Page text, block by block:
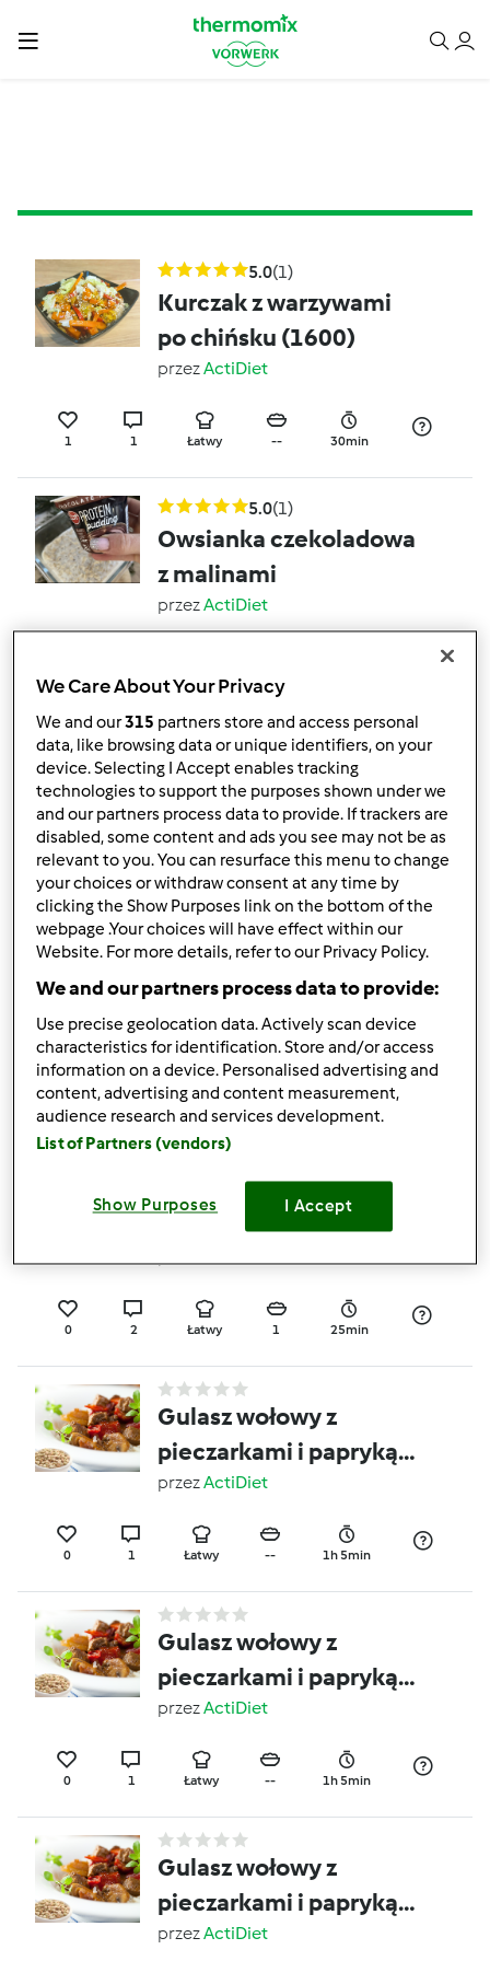
5.0(1)
Kurczak z warzywami
po chińsku (1600)
przezActiDiet
1 1 Łatwy -- 30min
5.0(1)
Owsianka czekoladowa
z malinami
przezActiDiet
1 1 Łatwy
5.0(1)
Szakszuka
przezActiDiet
0 1 Łatwy 1 15min
Pierniczkowe pancakes
z jabłkiem (4)
przezActiDiet
Łatwy
Puszyste pancakes z
malinami (5)
0 2 Łatwy 1 25min
Gulasz wołowy z
pieczarkami i papryką
(1600)
przezActiDiet
0 1 Łatwy -- 1h 5min
Gulasz wołowy z
pieczarkami i papryką
(2)
przezActiDiet
0 1 Łatwy -- 1h 5min
Gulasz wołowy z
pieczarkami i papryką
(5)
przezActiDiet
We Care About Your Privacy
We and our315 partners store and access personal
data, like browsing data or unique identifiers, on your
device. Selecting I Accept enables tracking
technologies to support the purposes shown under we
and our partners process data to provide. If trackers are
disabled, some content and ads you see may not be as
relevant to you. You can resurface this menu to change
your choices or withdraw consent at any time by
clicking the Show Purposes link on the bottom of the
webpage .Your choices will have effect within our
Website. For more details, refer to our Privacy Policy.
We and our partners process data to provide:
Use precise geolocation data. Actively scan device
characteristics for identification. Store and/or access
information on a device. Personalised advertising and
content, advertising and content measurement,
audience research and services development.
List of Partners (vendors)
Show Purposes I Accept